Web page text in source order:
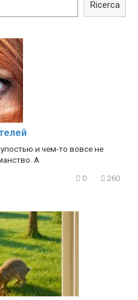
Ricerca
и чем-то вовсе не
А
0 260